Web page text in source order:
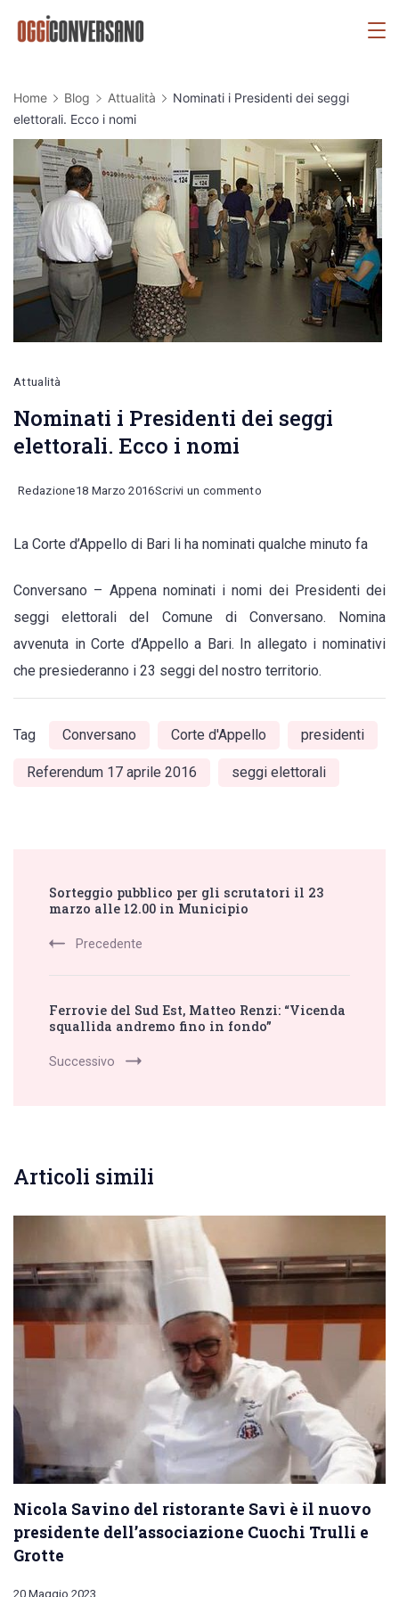
Home Blog Attualità
Nominati i Presidenti dei seggi
elettorali. Ecco i nomi
Attualità
Nominati i Presidenti dei seggi
elettorali. Ecco i nomi
Redazione18 Marzo 2016Scrivi un commento
i
dei
seggi
elettorali.
Ecco
nomi
La Corte d’Appello di Bari li ha nominati qualche minuto fa
Conversano – Appena nominati i nomi dei Presidenti dei
seggi elettorali del Comune di Conversano. Nomina
avvenuta in Corte d’Appello a Bari. In allegato i nominativi
che presiederanno i 23 seggi del nostro territorio.
Tag Conversano Corte d'Appello presidenti
Referendum 17 aprile 2016 seggi elettorali
Navigation
Sorteggio pubblico per gli scrutatori il 23
marzo alle 12.00 in Municipio
Precedente
Ferrovie del Sud Est, Matteo Renzi: “Vicenda
squallida andremo fino in fondo”
Successivo
Articoli simili
Nicola Savino del ristorante Savì è il nuovo
presidente dell’associazione Cuochi Trulli e
Grotte
20 Maggio 2023